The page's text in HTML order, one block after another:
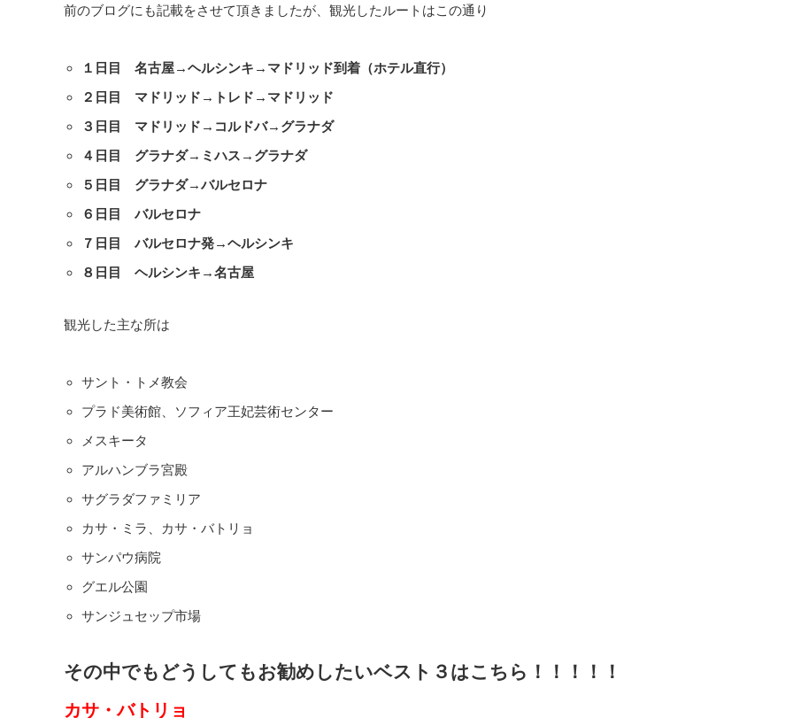
前のブログにも記載をさせて頂きましたが、観光したルートはこの通り
１日目 名古屋→ヘルシンキ → マドリッド到着（ホテル直行）
２日目 マドリッド → トレド → マドリッド
３日目 マドリッド → コルドバ→ グラナダ
４日目 グラナダ→ ミハス → グラナダ
５日目 グラナダ→バルセロナ
６日目 バルセロナ
７日目 バルセロナ発→ヘルシンキ
８日目 ヘルシンキ →名古屋
観光した主な所は
サント・トメ教会
プラド美術館、ソフィア王妃芸術センター
メスキータ
アルハンブラ宮殿
サグラダファミリア
カサ・ミラ、カサ・バトリョ
サンパウ病院
グエル公園
サンジュセップ市場
その中でもどうしてもお勧めしたいベスト３はこちら！！！！！
カサ・バトリョ